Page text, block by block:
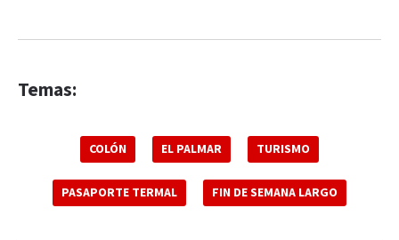
Temas:
COLÓN EL PALMAR TURISMO
PASAPORTE TERMAL FIN DE SEMANA LARGO